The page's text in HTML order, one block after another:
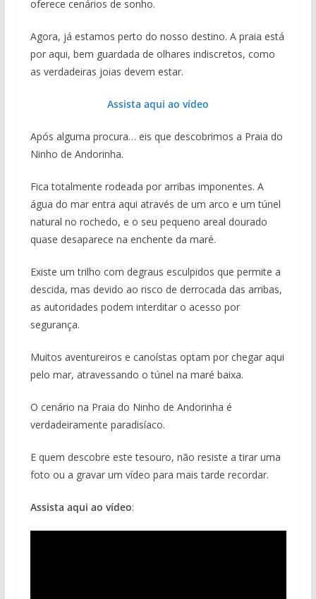
oferece cenários de sonho.
Agora, já estamos perto do nosso destino. A praia está
por aqui, bem guardada de olhares indiscretos, como
as verdadeiras joias devem estar.
Assista aqui ao vídeo
Após alguma procura… eis que descobrimos a Praia do
Ninho de Andorinha.
Fica totalmente rodeada por arribas imponentes. A
água do mar entra aqui através de um arco e um túnel
natural no rochedo, e o seu pequeno areal dourado
quase desaparece na enchente da maré.
Existe um trilho com degraus esculpidos que permite a
descida, mas devido ao risco de derrocada das arribas,
as autoridades podem interditar o acesso por
segurança.
Muitos aventureiros e canoístas optam por chegar aqui
pelo mar, atravessando o túnel na maré baixa.
O cenário na Praia do Ninho de Andorinha é
verdadeiramente paradisíaco.
E quem descobre este tesouro, não resiste a tirar uma
foto ou a gravar um vídeo para mais tarde recordar.
Assista aqui ao vídeo: